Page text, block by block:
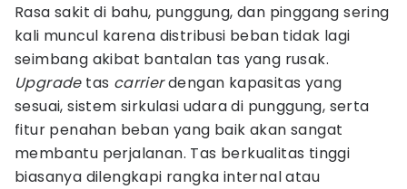
Rasa sakit di bahu, punggung, dan pinggang sering
kali muncul karena distribusi beban tidak lagi
seimbang akibat bantalan tas yang rusak.
Upgradetas carrierdengan kapasitas yang
sesuai, sistem sirkulasi udara di punggung, serta
fitur penahan beban yang baik akan sangat
membantu perjalanan. Tas berkualitas tinggi
biasanya dilengkapi rangka internal atau